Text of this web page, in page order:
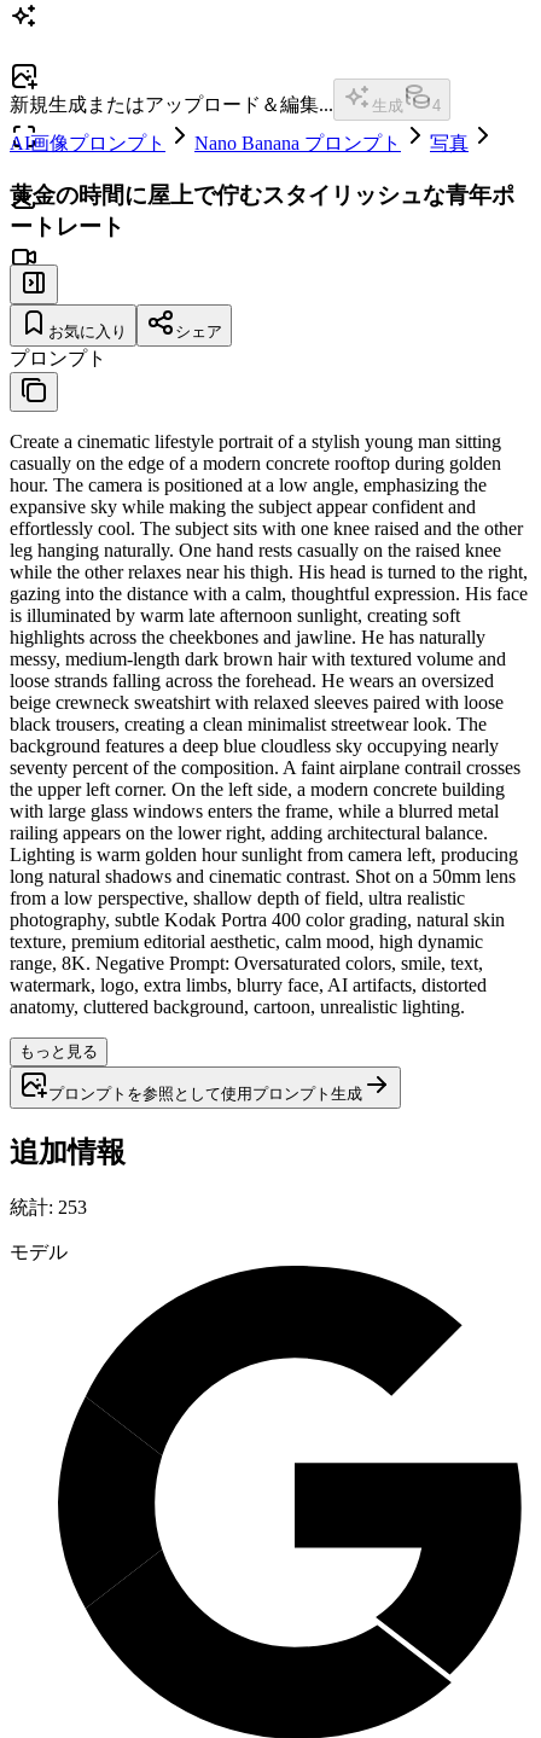
新規生成またはアップロード＆編集... 生成 4
AI画像プロンプト Nano Banana プロンプト 写真
黄金の時間に屋上で佇むスタイリッシュな青年ポ
ートレート
お気に入り シェア
プロンプト
Create a cinematic lifestyle portrait of a stylish young man sitting
casually on the edge of a modern concrete rooftop during golden
hour. The camera is positioned at a low angle, emphasizing the
expansive sky while making the subject appear confident and
effortlessly cool. The subject sits with one knee raised and the other
leg hanging naturally. One hand rests casually on the raised knee
while the other relaxes near his thigh. His head is turned to the right,
gazing into the distance with a calm, thoughtful expression. His face
is illuminated by warm late afternoon sunlight, creating soft
highlights across the cheekbones and jawline. He has naturally
messy, medium-length dark brown hair with textured volume and
loose strands falling across the forehead. He wears an oversized
beige crewneck sweatshirt with relaxed sleeves paired with loose
black trousers, creating a clean minimalist streetwear look. The
background features a deep blue cloudless sky occupying nearly
seventy percent of the composition. A faint airplane contrail crosses
the upper left corner. On the left side, a modern concrete building
with large glass windows enters the frame, while a blurred metal
railing appears on the lower right, adding architectural balance.
Lighting is warm golden hour sunlight from camera left, producing
long natural shadows and cinematic contrast. Shot on a 50mm lens
from a low perspective, shallow depth of field, ultra realistic
photography, subtle Kodak Portra 400 color grading, natural skin
texture, premium editorial aesthetic, calm mood, high dynamic
range, 8K. Negative Prompt: Oversaturated colors, smile, text,
watermark, logo, extra limbs, blurry face, AI artifacts, distorted
anatomy, cluttered background, cartoon, unrealistic lighting.
もっと見る
プロンプトを参照として使用 プロンプト 生成
追加情報
統計: 253
モデル